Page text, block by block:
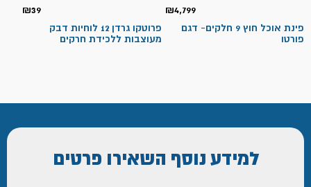
₪4,799
פינת אוכל חוץ 9 חלקים- דגם
פורטו
₪39
פרוטקו גרדן 12 לוחיות דבק
מעוצבות ללכידת חרקים
למידע נוסף השאירו פרטים